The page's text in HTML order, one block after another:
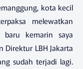
kota kecil
melewatkan
baru kemarin saya
LBH Jakarta
sudah terjadi lagi.